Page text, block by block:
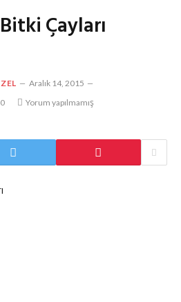
Çayları
Aralık 14, 2015
Yorum yapılmamış